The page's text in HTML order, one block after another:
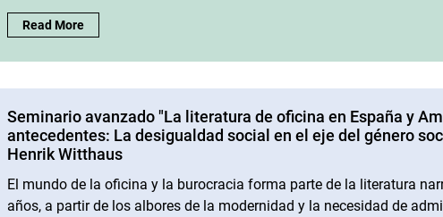
Proseminario "Narrativas breves de escritoras latinoamericanas" por el
Read More
Seminario avanzado "La literatura de oficina en España y
antecedentes: La desigualdad social en el eje del género
Henrik Witthaus
El mundo de la oficina y la burocracia forma parte de la literatura
años, a partir de los albores de la modernidad y la necesidad de